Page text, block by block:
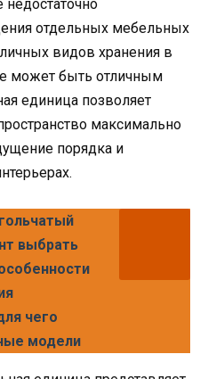
отдельных мебельных
видов хранения в
может быть отличным
единица позволяет
максимально
порядка и
выбрать
чего
модели